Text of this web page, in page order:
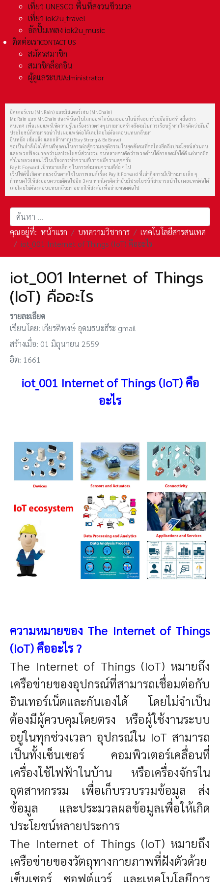
เที่ยว UNESCO พื้นที่สงวนชีวมวล
เที่ยว iok2u_travel
อัลปั้มเพลง iok2u_music
ติดต่อเราCONTACT US
สมัครสมาชิก
สมาชิกล็อกอิน
ผู้ดูแลระบบAdministrator
มิสเตอร์เรน (Mr. Rain) และมิสเตอร์เชน (Mr. Chain)
Mr. Rain และ Mr. Chain สองพี่น้องในโลกออฟไลน์และออนไลน์ที่จะมาร่วมมือกันสร้างสื่อสาร
สนเทศ เพื่อเผยแพร่ให้ความรู้ในเรื่องราวต่างๆ มากมายสร้างสังคมในการเรียนรู้ หากใครคิดว่ามันมี
ประโยชน์ก็สามารถนำไปเผยแพร่ต่อได้เลยโดยไม่ต้องตอบแทนกลับมา
ยืนหยัด เข้มแข็ง และกล้าหาญ (Stay Strong & Be Brave)
ขอเป็นกำลังใจให้คนดีทุกคนในการต่อสู้ความอยุติธรรม ในยุคสังคมที่คดโกงยึดถึงประโยชน์ส่วนตน
และพวกฟ้องมากกว่าผลประโยชน์ส่วนรวม จนหลายคนคิดว่าพวกด้านได้อายอดมักได้ดี แต่หากยึด
คำในหลวงสอนไว้ในเรื่องการทำความดีเราจะมีความสุขครับ
Pay It Forward เป้าหมายเล็ก ๆ ในการส่งมอบความดีต่อ ๆ ไป
เว็ปไซต์นี้เกิดจากแรงบันดาลใจในภาพยนต์เรื่อง Pay It Forward ที่เล่าถึงการมีเป้าหมายเล็ก ๆ
กำหนดไว้ให้ส่งมอบความดีต่อไปอีก 3 คน หากใครคิดว่ามันมีประโยชน์ก็สามารถนำไปเผยแพร่ต่อได้
เลยโดยไม่ต้องตอบแทนกลับมา อยากให้ส่งต่อเพื่อถ่ายทอดต่อไป
การค้นหา
คุณอยู่ที่: หน้าแรก บทความวิชาการ
เทคโนโลยีสารสนเทศ
iot_001 Internet of Things (IoT) คืออะไร
iot_001 Internet of Things
(IoT) คืออะไร
รายละเอียด
เขียนโดย: เกียรติพงษ์ อุดมธนะธีระ gmail
สร้างเมื่อ: 01 มิถุนายน 2559
ฮิต: 1661
iot_001 Internet of Things (IoT) คือ
อะไร
ความหมายของ The Internet of Things
(IoT) คืออะไร ?
The Internet of Things (IoT) หมายถึง
เครือข่ายของอุปกรณ์ที่สามารถเชื่อมต่อกับ
อินเทอร์เน็ตและกันเองได้ โดยไม่จำเป็น
ต้องมีผู้ควบคุมโดยตรง หรือผู้ใช้งานระบบ
อยู่ในทุกช่วงเวลา อุปกรณ์ใน IoT สามารถ
เป็นทั้งเซ็นเซอร์ คอมพิวเตอร์เคลื่อนที่
เครื่องใช้ไฟฟ้าในบ้าน หรือเครื่องจักรใน
อุตสาหกรรม เพื่อเก็บรวบรวมข้อมูล ส่ง
ข้อมูล และประมวลผลข้อมูลเพื่อให้เกิด
ประโยชน์หลายประการ
The Internet of Things (IoT) หมายถึง
เครือข่ายของวัตถุทางกายภาพที่ฝังตัวด้วย
เซ็นเซอร์ ซอฟต์แวร์ และเทคโนโลยีการ